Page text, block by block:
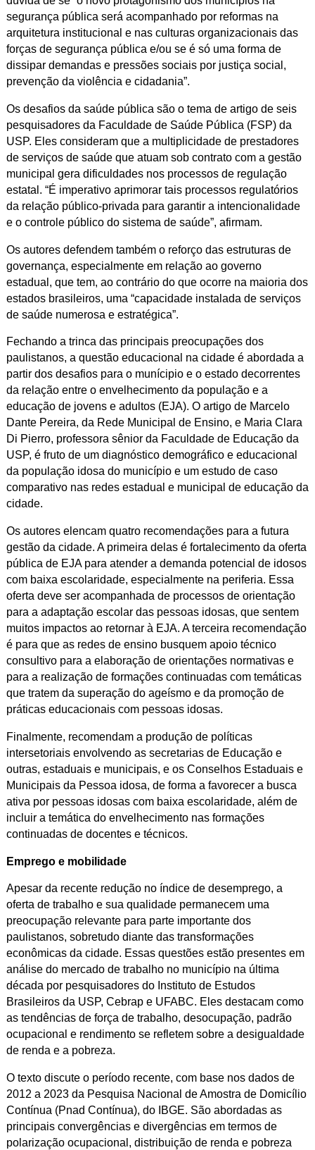
segurança pública será acompanhado por reformas na
arquitetura institucional e nas culturas organizacionais das
forças de segurança pública e/ou se é só uma forma de
dissipar demandas e pressões sociais por justiça social,
prevenção da violência e cidadania”.
Os desafios da saúde pública são o tema de artigo de seis
pesquisadores da Faculdade de Saúde Pública (FSP) da
USP. Eles consideram que a multiplicidade de prestadores
de serviços de saúde que atuam sob contrato com a gestão
municipal gera dificuldades nos processos de regulação
estatal. “É imperativo aprimorar tais processos regulatórios
da relação público-privada para garantir a intencionalidade
e o controle público do sistema de saúde”, afirmam.
Os autores defendem também o reforço das estruturas de
governança, especialmente em relação ao governo
estadual, que tem, ao contrário do que ocorre na maioria dos
estados brasileiros, uma “capacidade instalada de serviços
de saúde numerosa e estratégica”.
Fechando a trinca das principais preocupações dos
paulistanos, a questão educacional na cidade é abordada a
partir dos desafios para o munícipio e o estado decorrentes
da relação entre o envelhecimento da população e a
educação de jovens e adultos (EJA). O artigo de Marcelo
Dante Pereira, da Rede Municipal de Ensino, e Maria Clara
Di Pierro, professora sênior da Faculdade de Educação da
USP, é fruto de um diagnóstico demográfico e educacional
da população idosa do município e um estudo de caso
comparativo nas redes estadual e municipal de educação da
cidade.
Os autores elencam quatro recomendações para a futura
gestão da cidade. A primeira delas é fortalecimento da oferta
pública de EJA para atender a demanda potencial de idosos
com baixa escolaridade, especialmente na periferia. Essa
oferta deve ser acompanhada de processos de orientação
para a adaptação escolar das pessoas idosas, que sentem
muitos impactos ao retornar à EJA. A terceira recomendação
é para que as redes de ensino busquem apoio técnico
consultivo para a elaboração de orientações normativas e
para a realização de formações continuadas com temáticas
que tratem da superação do ageísmo e da promoção de
práticas educacionais com pessoas idosas.
Finalmente, recomendam a produção de políticas
intersetoriais envolvendo as secretarias de Educação e
outras, estaduais e municipais, e os Conselhos Estaduais e
Municipais da Pessoa idosa, de forma a favorecer a busca
ativa por pessoas idosas com baixa escolaridade, além de
incluir a temática do envelhecimento nas formações
continuadas de docentes e técnicos.
Emprego e mobilidade
Apesar da recente redução no índice de desemprego, a
oferta de trabalho e sua qualidade permanecem uma
preocupação relevante para parte importante dos
paulistanos, sobretudo diante das transformações
econômicas da cidade. Essas questões estão presentes em
análise do mercado de trabalho no município na última
década por pesquisadores do Instituto de Estudos
Brasileiros da USP, Cebrap e UFABC. Eles destacam como
as tendências de força de trabalho, desocupação, padrão
ocupacional e rendimento se refletem sobre a desigualdade
de renda e a pobreza.
O texto discute o período recente, com base nos dados de
2012 a 2023 da Pesquisa Nacional de Amostra de Domicílio
Contínua (Pnad Contínua), do IBGE. São abordadas as
principais convergências e divergências em termos de
polarização ocupacional, distribuição de renda e pobreza